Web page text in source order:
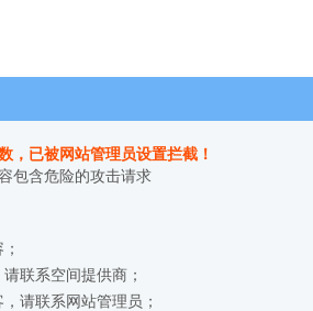
，已被网站管理员设置拦截！
包含危险的攻击请求
联系空间提供商；
请联系网站管理员；